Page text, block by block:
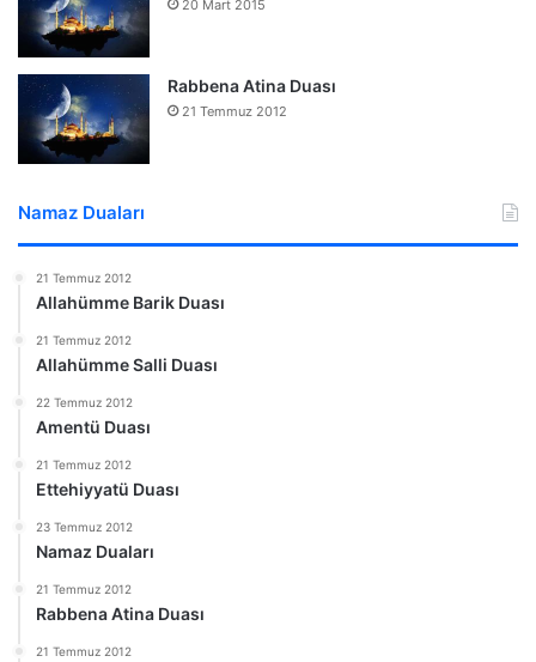
20 Mart 2015
Rabbena Atina Duası
21 Temmuz 2012
Namaz Duaları
21 Temmuz 2012
Allahümme Barik Duası
21 Temmuz 2012
Allahümme Salli Duası
22 Temmuz 2012
Amentü Duası
21 Temmuz 2012
Ettehiyyatü Duası
23 Temmuz 2012
Namaz Duaları
21 Temmuz 2012
Rabbena Atina Duası
21 Temmuz 2012